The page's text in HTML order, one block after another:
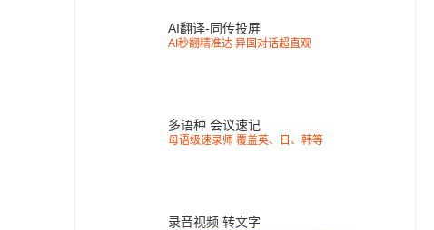
AI翻译-同传投屏
AI秒翻精准达 异国对话超直观
多语种 会议速记
母语级速录师 覆盖英、日、韩等
录音视频 转文字